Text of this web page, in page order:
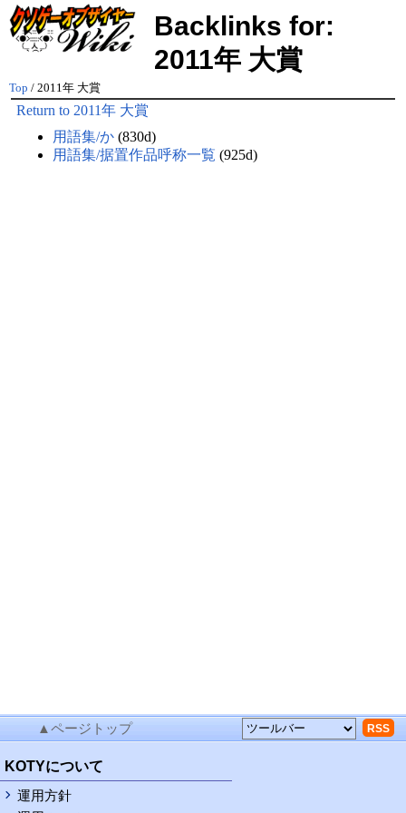
Backlinks for:
2011年 大賞
Top / 2011年 大賞
Return to 2011年 大賞
用語集/か (830d)
用語集/据置作品呼称一覧 (925d)
▲ページトップ RSS
KOTYについて
運用方針